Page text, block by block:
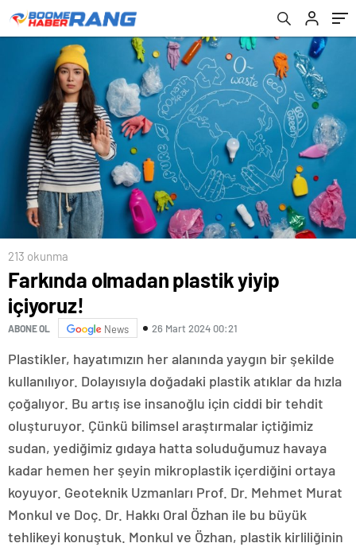
213 okunma
Farkında olmadan plastik yiyip
içiyoruz!
ABONE OL News 26 Mart 2024 00:21
Plastikler, hayatımızın her alanında yaygın bir şekilde
kullanılıyor. Dolayısıyla doğadaki plastik atıklar da hızla
çoğalıyor. Bu artış ise insanoğlu için ciddi bir tehdit
oluşturuyor. Çünkü bilimsel araştırmalar içtiğimiz
sudan, yediğimiz gıdaya hatta soluduğumuz havaya
kadar hemen her şeyin mikroplastik içerdiğini ortaya
koyuyor. Geoteknik Uzmanları Prof. Dr. Mehmet Murat
Monkul ve Doç. Dr. Hakkı Oral Özhan ile bu büyük
tehlikeyi konuştuk. Monkul ve Özhan, plastik kirliliğinin